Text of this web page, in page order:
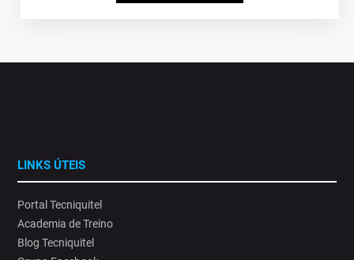
LINKS ÚTEIS
Portal Tecniquitel
Academia de Treino
Blog Tecniquitel